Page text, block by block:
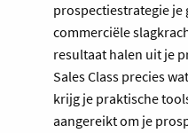
prospectiestrategie je
commerciële
resultaat halen uit je
Sales Class precies
krijg je praktische
aangereikt om je